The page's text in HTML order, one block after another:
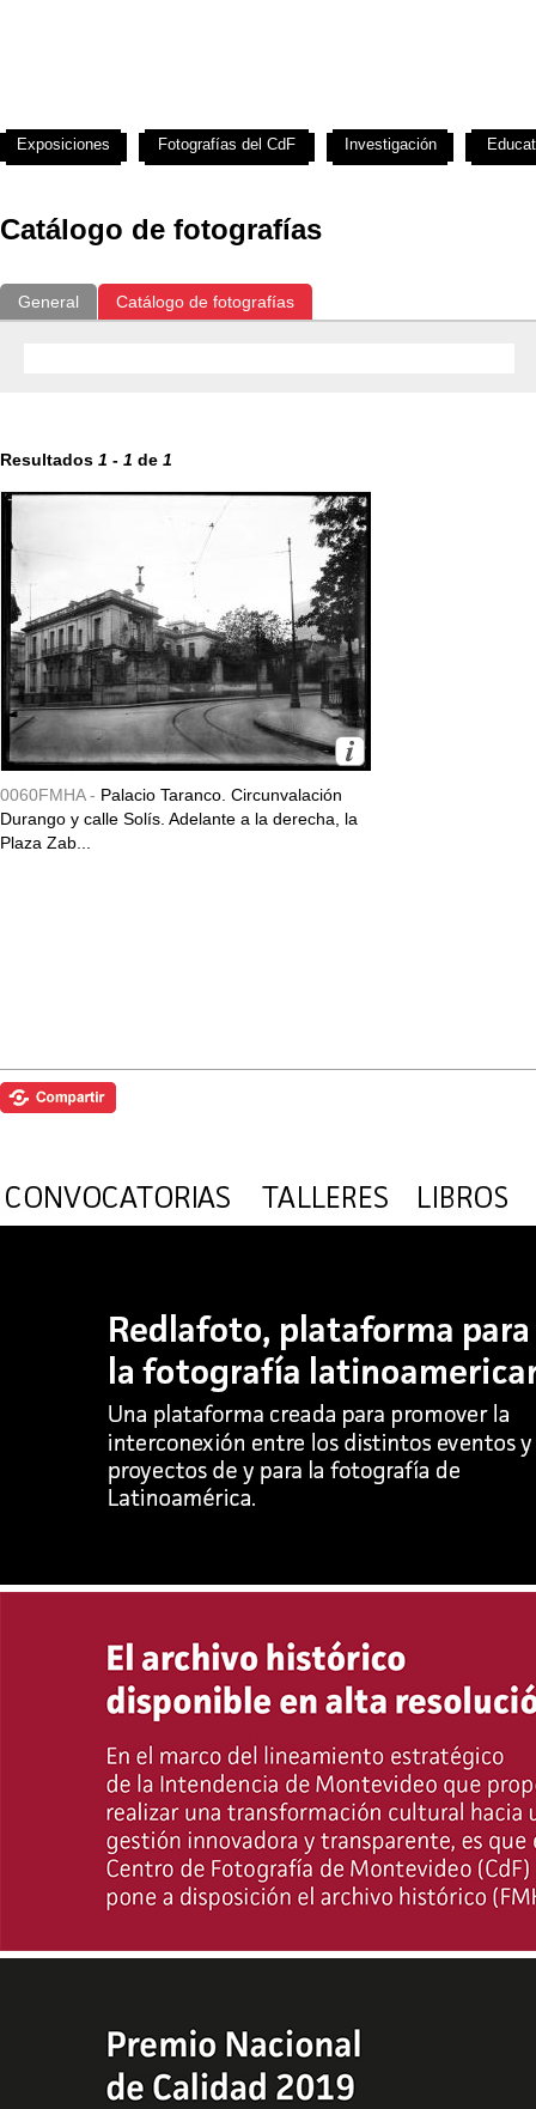
Catálogo de fotografías
General Catálogo de fotografías
Resultados 1 - 1 de 1
0060FMHA - Palacio Taranco. Circunvalación
Durango y calle Solís. Adelante a la derecha, la
Plaza Zab...
Exposiciones Fotografías del CdF Investigación